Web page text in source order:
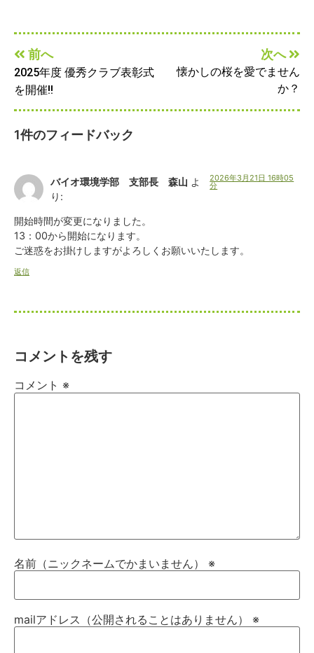
前へ
2025年度 優秀クラブ表彰式
を開催!!
次へ
懐かしの桜を愛でません
か？
1件のフィードバック
バイオ環境学部 支部長 森山 よ
り:
2026年3月21日 16時05
分
開始時間が変更になりました。
13：00から開始になります。
ご迷惑をお掛けしますがよろしくお願いいたします。
返信
コメントを残す
コメント ※
名前（ニックネームでかまいません） ※
mailアドレス（公開されることはありません） ※